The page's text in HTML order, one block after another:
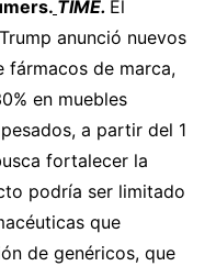
TIME. El
anunció nuevos
fármacos de marca,
en muebles
a partir del 1
fortalecer la
podría ser limitado
que
de genéricos, que